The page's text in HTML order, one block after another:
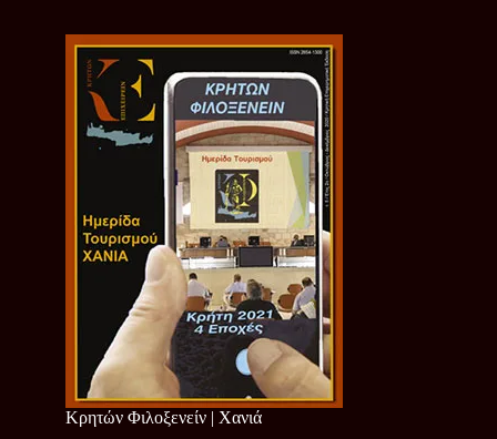
Κρητών Φιλοξενείν | Χανιά